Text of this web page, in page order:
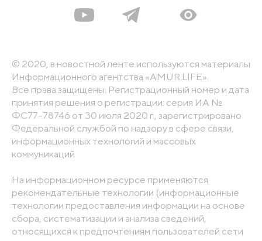
© 2020, в новостной ленте используются материалы
Информационного агентства «AMUR.LIFE».
Все права защищены. Регистрационный номер и дата
принятия решения о регистрации: серия ИА №
ФС77-78746 от 30 июля 2020 г., зарегистрировано
Федеральной службой по надзору в сфере связи,
информационных технологий и массовых
коммуникаций
На информационном ресурсе применяются
рекомендательные технологии (информационные
технологии предоставления информации на основе
сбора, систематизации и анализа сведений,
относящихся к предпочтениям пользователей сети